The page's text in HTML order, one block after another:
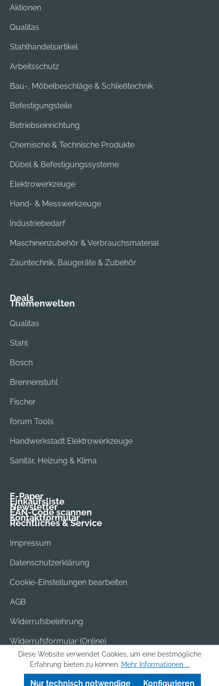
Aktionen
Qualitas
Stahlhandelsartikel
Arbeitsschutz
Bau-, Möbelbeschläge & Schließtechnik
Befestigungsteile
Betriebseinrichtung
Chemische & Technische Produkte
Dübel & Befestigungssysteme
Elektrowerkzeuge
Hand- & Messwerkzeuge
Industriebedarf
Maschinenzubehör & Verbrauchsmaterial
Zauntechnik, Baugeräte & Zubehör
Deals
Themenwelten
Qualitas
Stahl
Bosch
Brennenstuhl
Fischer
forum Tools
Handwerkstadt Elektrowerkzeuge
Sanitär, Heizung & Klima
E-Paper
Einkaufsliste
Newsletter
EAN-Code scannen
Kontaktformular
Rechtliches & Service
Impressum
Datenschutzerklärung
Cookie-Einstellungen bearbeiten
AGB
Widerrufsbelehrung
Widerrufsformular (Online)
Versand & Bezahlung
Batterieentsorgung
Diese Website verwendet Cookies, um eine bestmögliche
Erfahrung bieten zu können. Mehr Informationen ...
Nur technisch notwendige Konfigurieren